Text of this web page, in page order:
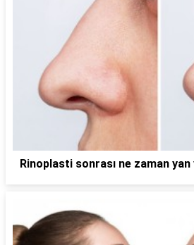
Rinoplasti sonrası ne zaman yan